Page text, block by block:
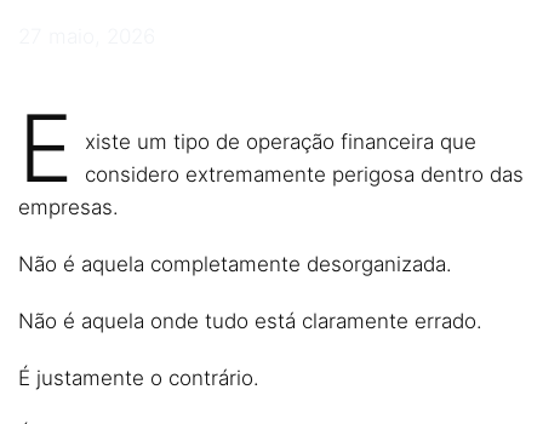
E
xiste um tipo de operação financeira que
considero extremamente perigosa dentro das
empresas.
Não é aquela completamente desorganizada.
Não é aquela onde tudo está claramente errado.
É justamente o contrário.